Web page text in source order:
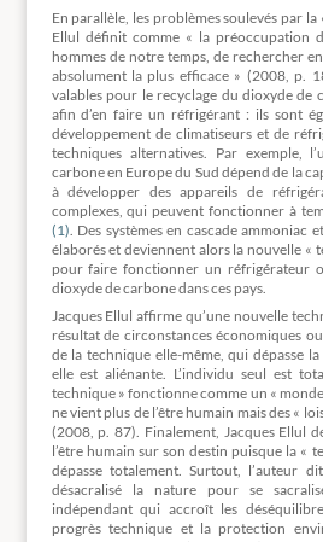
En parallèle, les problèmes soulevés par la
Ellul définit comme « la préoccupation
hommes de notre temps, de rechercher
absolument la plus efficace » (2008, p.
valables pour le recyclage du dioxyde de
afin d’en faire un réfrigérant : ils sont
développement de climatiseurs et de
techniques alternatives. Par exemple,
carbone en Europe du Sud dépend de la
à développer des appareils de
complexes, qui peuvent fonctionner à
(1) . Des systèmes en cascade
élaborés et deviennent alors la nouvelle «
pour faire fonctionner un réfrigérateur
dioxyde de carbone dans ces pays.
Jacques Ellul affirme qu’une nouvelle
résultat de circonstances économiques
de la technique elle-même, qui dépasse
elle est aliénante. L’individu seul est
technique » fonctionne comme un «
ne vient plus de l’être humain mais des «
(2008, p. 87). Finalement, Jacques Ellul
l’être humain sur son destin puisque la «
dépasse totalement. Surtout, l’auteur
désacralisé la nature pour se
indépendant qui accroît les
progrès technique et la protection